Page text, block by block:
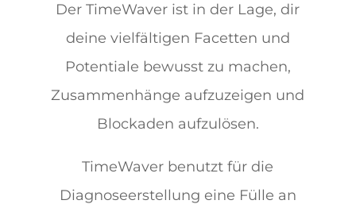
Der TimeWaver ist in der Lage, dir
deine vielfältigen Facetten und
Potentiale bewusst zu machen,
Zusammenhänge aufzuzeigen und
Blockaden aufzulösen.
TimeWaver benutzt für die
Diagnoseerstellung eine Fülle an